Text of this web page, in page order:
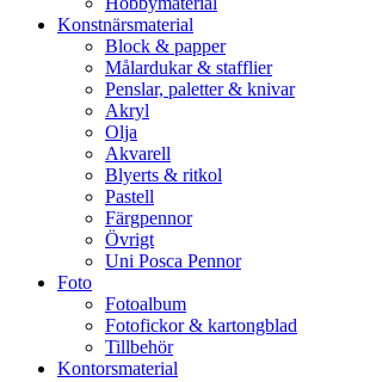
Konstnärsmaterial
Block & papper
Målardukar & stafflier
Penslar, paletter & knivar
Akryl
Olja
Akvarell
Blyerts & ritkol
Pastell
Färgpennor
Övrigt
Uni Posca Pennor
Foto
Fotoalbum
Fotofickor & kartongblad
Tillbehör
Kontorsmaterial